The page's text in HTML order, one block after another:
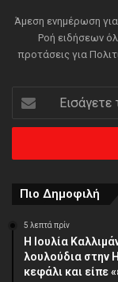
Άμεση ενημέρωση για
Ροή ειδήσεων
προτάσεις για
την
ηλεκτρονική
διεύθυνση
Πιο Δημοφιλή
5 λεπτά πρίν
Η Ιουλία
λουλούδια στην
κεφάλι και είπε